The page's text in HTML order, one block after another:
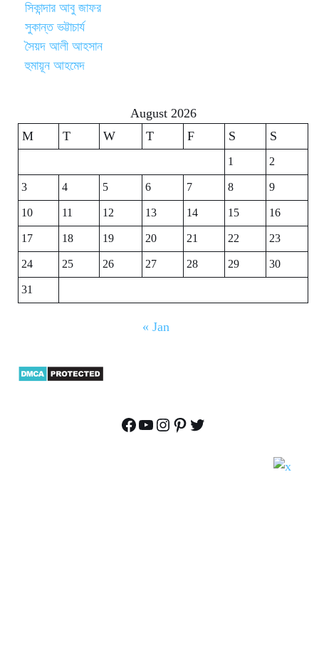
সিকান্দার আবু জাফর
সুকান্ত ভট্টাচার্য
সৈয়দ আলী আহসান
হুমায়ূন আহমেদ
August 2026
M
T W T F S S
1
2
3
4 5 6 7 8
9
10
11 12 13 14 15
16
17
18 19 20 21 22
23
24
25 26 27 28 29
30
31
« Jan